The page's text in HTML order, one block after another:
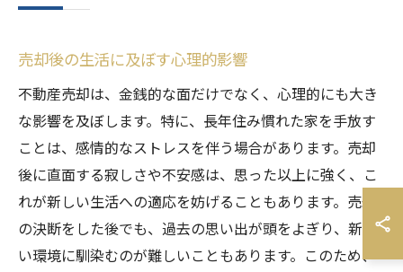
売却後の生活に及ぼす心理的影響
不動産売却は、金銭的な面だけでなく、心理的にも大き
な影響を及ぼします。特に、長年住み慣れた家を手放す
ことは、感情的なストレスを伴う場合があります。売却
後に直面する寂しさや不安感は、思った以上に強く、こ
れが新しい生活への適応を妨げることもあります。売却
の決断をした後でも、過去の思い出が頭をよぎり、新し
い環境に馴染むのが難しいこともあります。このため、